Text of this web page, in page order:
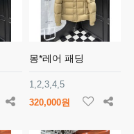
몽*레어 패딩
1,2,3,4,5
320,000원